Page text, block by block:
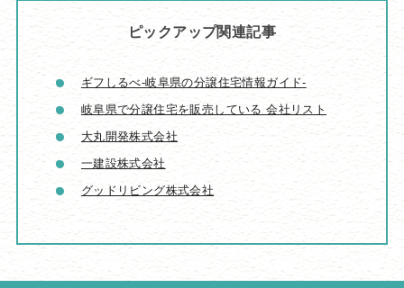
ピックアップ関連記事
ギフしるべ-岐阜県の分譲住宅情報ガイド-
岐阜県で分譲住宅を販売している 会社リスト
大丸開発株式会社
一建設株式会社
グッドリビング株式会社